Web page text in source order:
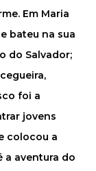
Em Maria
bateu na sua
do Salvador;
foi a
jovens
colocou a
a aventura do